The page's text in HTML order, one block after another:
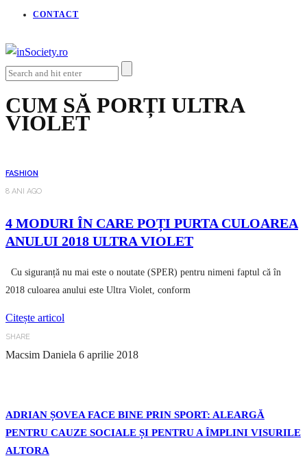
CONTACT
CUM SĂ PORȚI ULTRA
VIOLET
FASHION
8 ANI AGO
4 MODURI ÎN CARE POȚI PURTA CULOAREA
ANULUI 2018 ULTRA VIOLET
Cu siguranță nu mai este o noutate (SPER) pentru nimeni faptul că în
2018 culoarea anului este Ultra Violet, conform
Citește articol
SHARE
Macsim Daniela 6 aprilie 2018
ADRIAN ȘOVEA FACE BINE PRIN SPORT: ALEARGĂ
PENTRU CAUZE SOCIALE ȘI PENTRU A ÎMPLINI VISURILE
ALTORA